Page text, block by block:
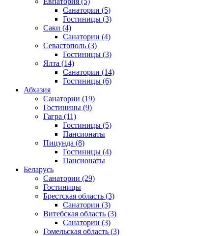
Санатории (5)
Гостиницы (3)
Саки (4)
Санатории (4)
Севастополь (3)
Гостиницы (3)
Ялта (14)
Санатории (14)
Гостиницы (6)
Абхазия
Санатории (19)
Гостиницы (9)
Гагра (11)
Гостиницы (5)
Пансионаты
Пицунда (8)
Гостиницы (4)
Пансионаты
Беларусь
Санатории (29)
Гостиницы
Брестская область (3)
Санатории (3)
Витебская область (3)
Санатории (3)
Гомельская область (3)